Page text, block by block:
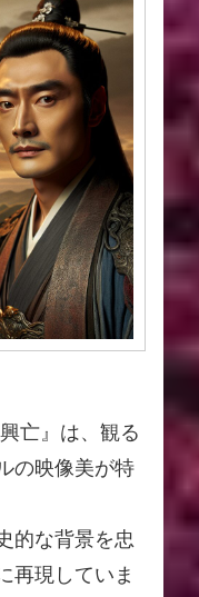
亡』は、観る
の映像美が特
的な背景を忠
再現していま